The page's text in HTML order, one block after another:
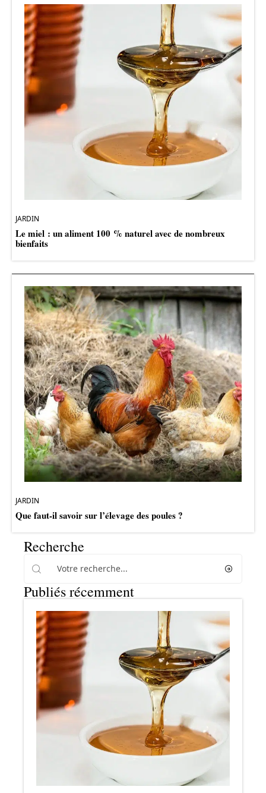
JARDIN
Le miel : un aliment 100 % naturel avec de nombreux
bienfaits
JARDIN
Que faut-il savoir sur l’élevage des poules ?
Recherche
Publiés récemment